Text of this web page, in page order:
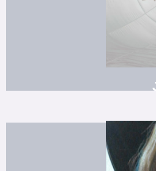
Bachelor